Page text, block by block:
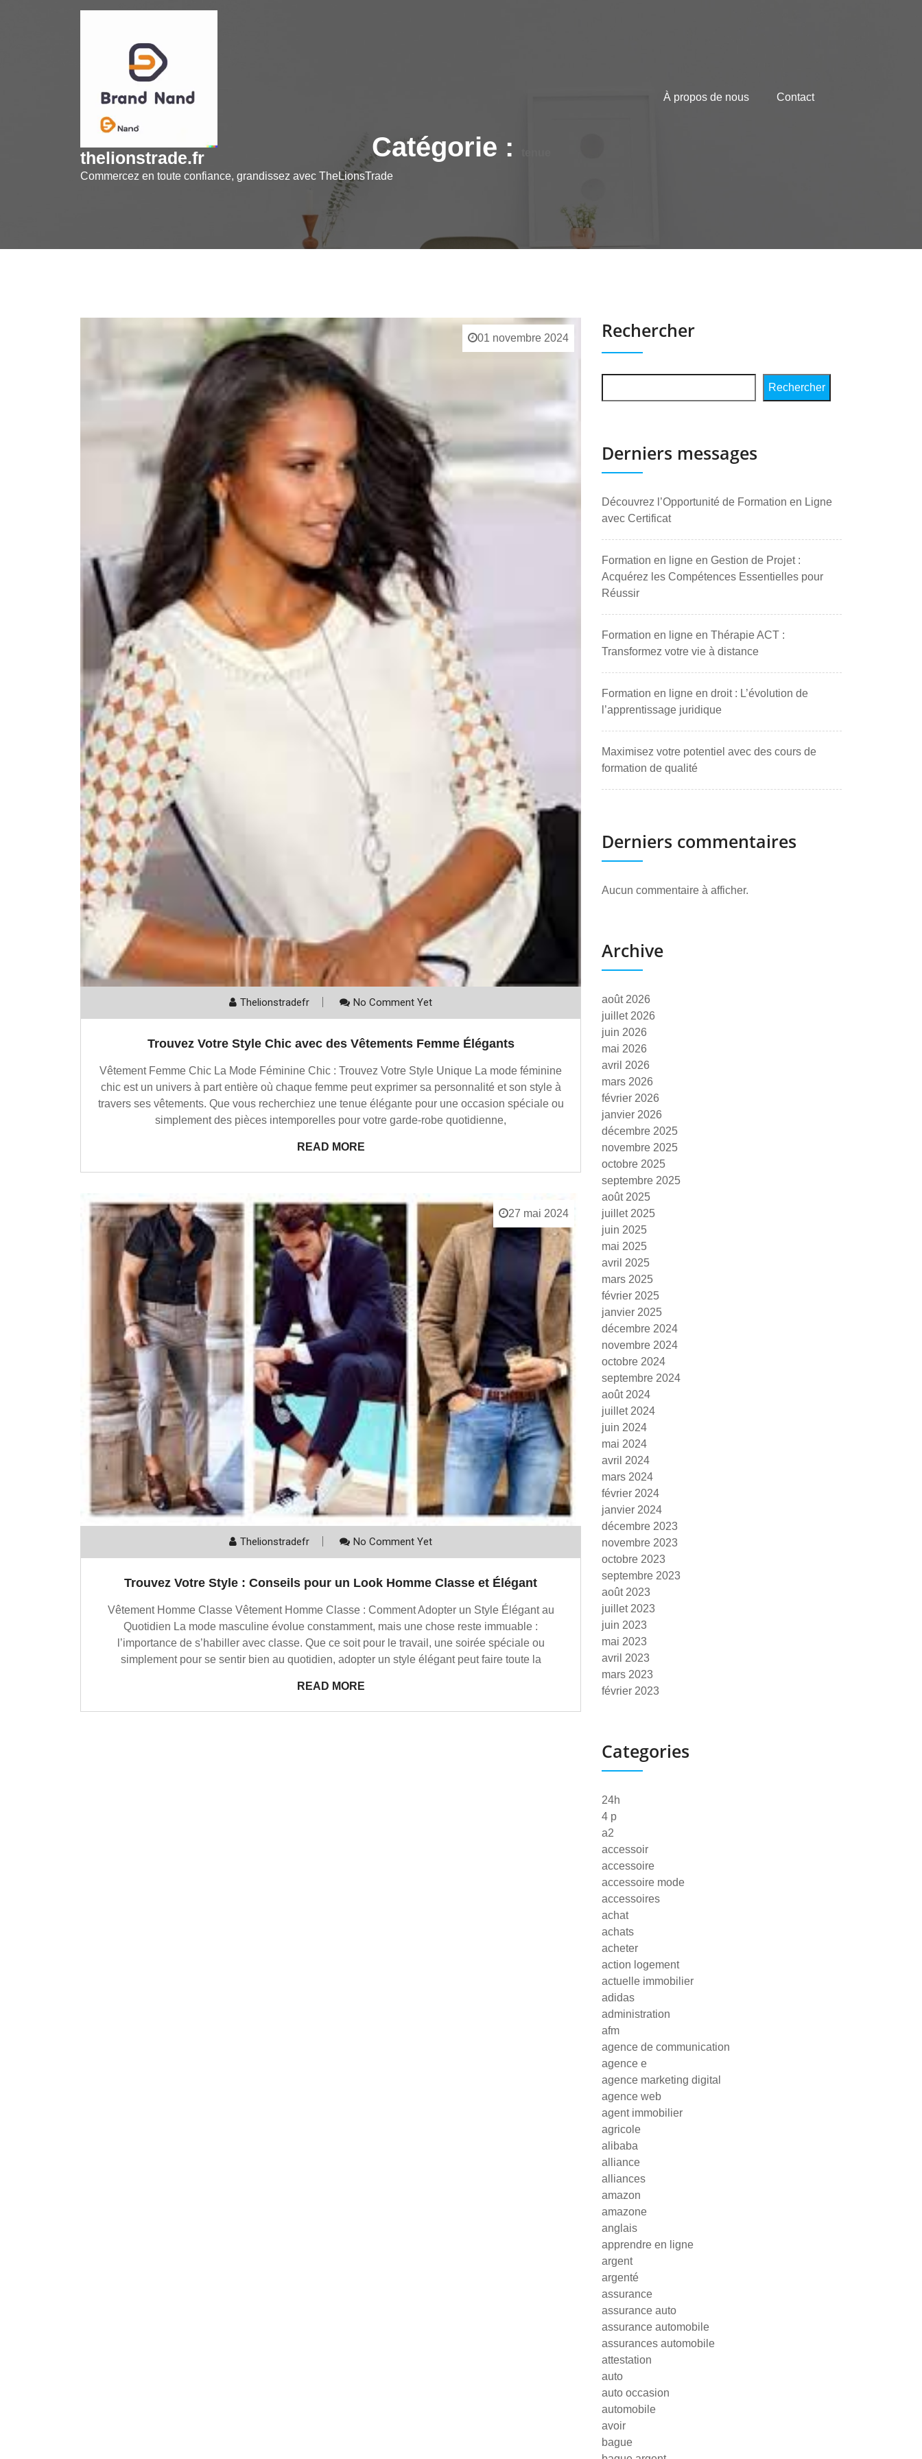
thelionstrade.fr
Commercez en toute confiance, grandissez avec TheLionsTrade
À propos de nous Contact
Catégorie :
01 novembre 2024
Thelionstradefr No Comment Yet
Trouvez Votre Style Chic avec des Vêtements Femme Élégants
Vêtement Femme Chic La Mode Féminine Chic : Trouvez Votre Style Unique La mode féminine
chic est un univers à part entière où chaque femme peut exprimer sa personnalité et son style à
travers ses vêtements. Que vous recherchiez une tenue élégante pour une occasion spéciale ou
simplement des pièces intemporelles pour votre garde-robe quotidienne,
READ MORE
27 mai 2024
Thelionstradefr No Comment Yet
Trouvez Votre Style : Conseils pour un Look Homme Classe et Élégant
Vêtement Homme Classe Vêtement Homme Classe : Comment Adopter un Style Élégant au
Quotidien La mode masculine évolue constamment, mais une chose reste immuable :
l’importance de s’habiller avec classe. Que ce soit pour le travail, une soirée spéciale ou
simplement pour se sentir bien au quotidien, adopter un style élégant peut faire toute la
READ MORE
Rechercher
Rechercher
Derniers messages
Découvrez l’Opportunité de Formation en Ligne
avec Certificat
Formation en ligne en Gestion de Projet :
Acquérez les Compétences Essentielles pour
Réussir
Formation en ligne en Thérapie ACT :
Transformez votre vie à distance
Formation en ligne en droit : L’évolution de
l’apprentissage juridique
Maximisez votre potentiel avec des cours de
formation de qualité
Derniers commentaires
Aucun commentaire à afficher.
Archive
août 2026
juillet 2026
juin 2026
mai 2026
avril 2026
mars 2026
février 2026
janvier 2026
décembre 2025
novembre 2025
octobre 2025
septembre 2025
août 2025
juillet 2025
juin 2025
mai 2025
avril 2025
mars 2025
février 2025
janvier 2025
décembre 2024
novembre 2024
octobre 2024
septembre 2024
août 2024
juillet 2024
juin 2024
mai 2024
avril 2024
mars 2024
février 2024
janvier 2024
décembre 2023
novembre 2023
octobre 2023
septembre 2023
août 2023
juillet 2023
juin 2023
mai 2023
avril 2023
mars 2023
février 2023
Categories
24h
4 p
a2
accessoir
accessoire
accessoire mode
accessoires
achat
achats
acheter
action logement
actuelle immobilier
adidas
administration
afm
agence de communication
agence e
agence marketing digital
agence web
agent immobilier
agricole
alibaba
alliance
alliances
amazon
amazone
anglais
apprendre en ligne
argent
argenté
assurance
assurance auto
assurance automobile
assurances automobile
attestation
auto
auto occasion
automobile
avoir
bague